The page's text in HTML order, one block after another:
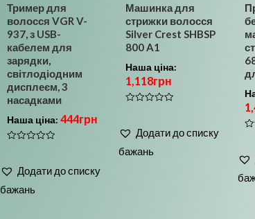
Тример для
волосся VGR V-
937, з USB-
кабелем для
зарядки,
світлодіодним
дисплеєм, 3
насадками
Наша ціна: 444грн
з
Додати до списку
бажань
Машинка для
стрижки волосся
Silver Crest SHBSP
800 A1
Наша ціна:
1,118грн
з
Додати до списку
бажань
з